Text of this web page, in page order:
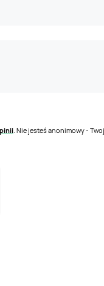
. Nie jesteś anonimowy -